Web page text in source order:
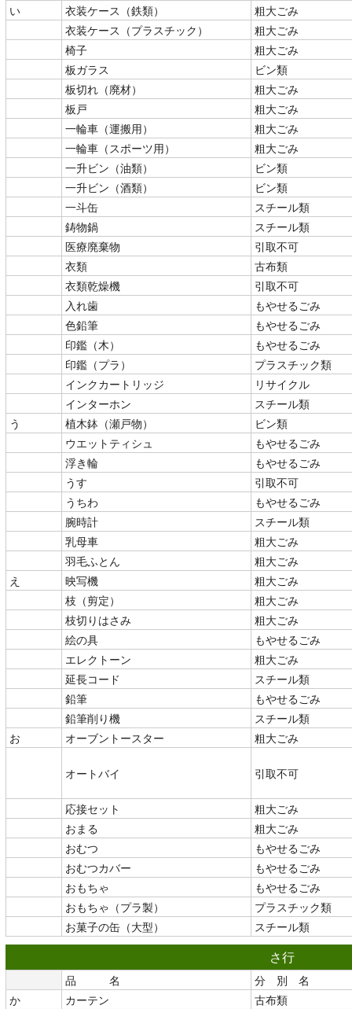
い
衣装ケース（鉄類）
粗大ごみ
衣装ケース（プラスチック）
粗大ごみ
椅子
粗大ごみ
板ガラス
ビン類
板切れ（廃材）
粗大ごみ
板戸
粗大ごみ
一輪車（運搬用）
粗大ごみ
一輪車（スポーツ用）
粗大ごみ
一升ビン（油類）
ビン類
一升ビン（酒類）
ビン類
一斗缶
スチール類
鋳物鍋
スチール類
医療廃棄物
引取不可
衣類
古布類
衣類乾燥機
引取不可
入れ歯
もやせるごみ
色鉛筆
もやせるごみ
印鑑（木）
もやせるごみ
印鑑（プラ）
プラスチック類
インクカートリッジ
リサイクル
インターホン
スチール類
う
植木鉢（瀬戸物）
ビン類
ウエットティシュ
もやせるごみ
浮き輪
もやせるごみ
うす
引取不可
うちわ
もやせるごみ
腕時計
スチール類
乳母車
粗大ごみ
羽毛ふとん
粗大ごみ
え
映写機
粗大ごみ
枝（剪定）
粗大ごみ
枝切りはさみ
粗大ごみ
絵の具
もやせるごみ
エレクトーン
粗大ごみ
延長コード
スチール類
鉛筆
もやせるごみ
鉛筆削り機
スチール類
お
オーブントースター 粗大ごみ
オートバイ 引取不可
応接セット
粗大ごみ
おまる
粗大ごみ
おむつ
もやせるごみ
おむつカバー
もやせるごみ
おもちゃ
もやせるごみ
おもちゃ（プラ製）
プラスチック類
お菓子の缶（大型）
スチール類
さ行
品 名
分 別 名
か
カーテン
古布類